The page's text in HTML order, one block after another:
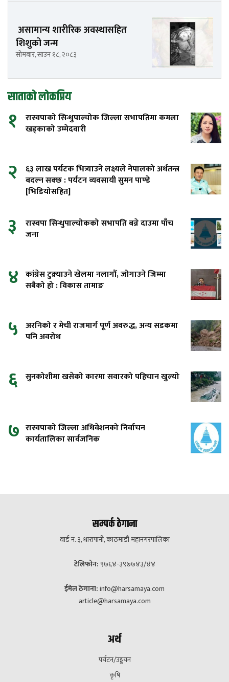
असामान्य शारीरिक अवस्थासहित
शिशुको जन्म
सोमबार, साउन १८, २०८३
साताको लोकप्रिय
१
रास्वपाको सिन्धुपाल्चोक जिल्ला सभापतिमा कमला
खड्काको उम्मेदवारी
२
६३ लाख पर्यटक भित्र्याउने लक्ष्यले नेपालको अर्थतन्त्र
बदल्न सक्छ : पर्यटन व्यवसायी सुमन पाण्डे
[भिडियोसहित]
३
रास्वपा सिन्धुपाल्चोकको सभापति बन्ने दाउमा पाँच
जना
४ कांग्रेस टुक्र्याउने खेलमा नलागौं, जोगाउने जिम्मा
सबैको हो : विकास तामाङ
५ अरनिको र मेची राजमार्ग पूर्ण अवरुद्ध, अन्य सडकमा
पनि अवरोध
६ सुनकोशीमा खसेको कारमा सवारको पहिचान खुल्यो
७ रास्वपाको जिल्ला अधिवेशनको निर्वाचन
कार्यतालिका सार्वजनिक
सम्पर्क ठेगाना
वार्ड नं. ३, धारापानी, काठमाडौं महानगरपालिका
टेलिफोन: ९७६४-३९७७४३/४४
ईमेल ठेगाना:info@harsamaya.com
article@harsamaya.com
अर्थ
पर्यटन/उड्डयन
कृषि